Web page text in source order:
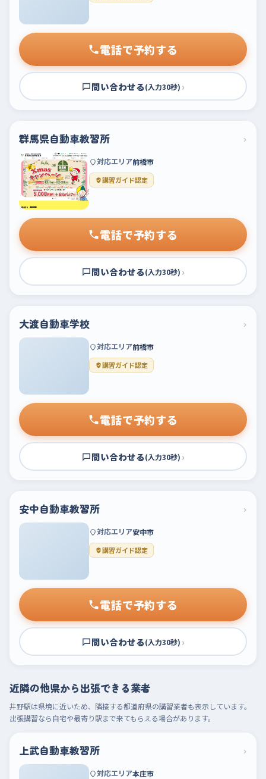
電話で予約する
問い合わせる(入力30秒) ›
群馬県自動車教習所 ›
対応エリア前橋市
講習ガイド認定
電話で予約する
問い合わせる(入力30秒) ›
大渡自動車学校 ›
対応エリア前橋市
講習ガイド認定
電話で予約する
問い合わせる(入力30秒) ›
安中自動車教習所 ›
対応エリア安中市
講習ガイド認定
電話で予約する
問い合わせる(入力30秒) ›
近隣の他県から出張できる業者
井野駅は県境に近いため、隣接する都道府県の講習業者も表示しています。
出張講習なら自宅や最寄り駅まで来てもらえる場合があります。
上武自動車教習所 ›
対応エリア本庄市